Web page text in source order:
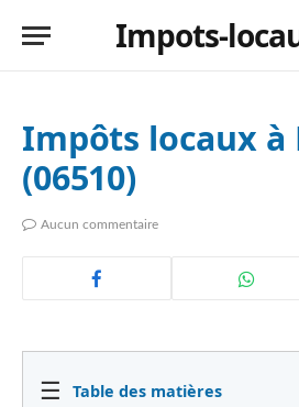
Impots-
Impôts locaux à
(06510)
Aucun commentaire
☰ Table des matières